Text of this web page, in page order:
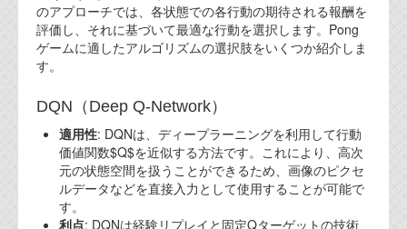
のアプローチでは、各状態での各行動の期待される報酬を
評価し、それに基づいて最適な行動を選択します。Pong
ゲームに適したアルゴリズムの選択肢をいくつか紹介しま
す。
DQN（Deep Q-Network）
適用性: DQNは、ディープラーニングを利用して行動
価値関数$Q$を近似する方法です。これにより、高次
元の状態空間を扱うことができるため、画像のピクセ
ルデータなどを直接入力として使用することが可能で
す。
利点: DQNは経験リプレイと固定Qターゲットの技術